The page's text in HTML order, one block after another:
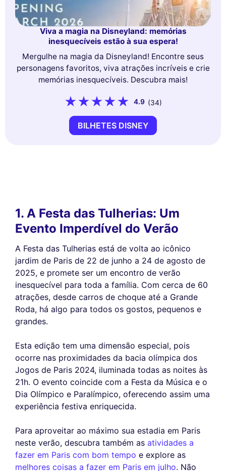
Viva a magia na Disneyland: memórias
inesquecíveis estão à sua espera!
Mergulhe na magia da Disneyland! Encontre seus
personagens favoritos, viva atrações incríveis e crie
memórias inesquecíveis. Descubra mais!
4.9 (34)
BILHETES DISNEY
1. A Festa das Tulherias: Um
Evento Imperdível do Verão
A Festa das Tulherias está de volta ao icônico
jardim de Paris de 22 de junho a 24 de agosto de
2025, e promete ser um encontro de verão
inesquecível para toda a família. Com cerca de 60
atrações, desde carros de choque até a Grande
Roda, há algo para todos os gostos, pequenos e
grandes.
Esta edição tem uma dimensão especial, pois
ocorre nas proximidades da bacia olímpica dos
Jogos de Paris 2024, iluminada todas as noites às
21h. O evento coincide com a Festa da Música e o
Dia Olímpico e Paralímpico, oferecendo assim uma
experiência festiva enriquecida.
Para aproveitar ao máximo sua estadia em Paris
neste verão, descubra também as atividades a
fazer em Paris com bom tempo e explore as
melhores coisas a fazer em Paris em julho. Não